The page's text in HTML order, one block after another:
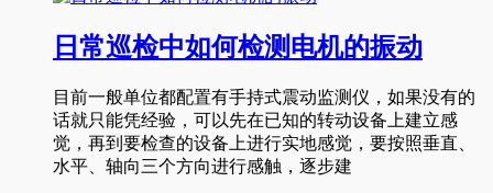
日常巡检中如何检测电机的振动
目前一般单位都配置有手持式震动监测仪，如果没有的
话就只能凭经验，可以先在已知的转动设备上建立感
觉，再到要检查的设备上进行实地感觉，要按照垂直、
水平、轴向三个方向进行感触，逐步建